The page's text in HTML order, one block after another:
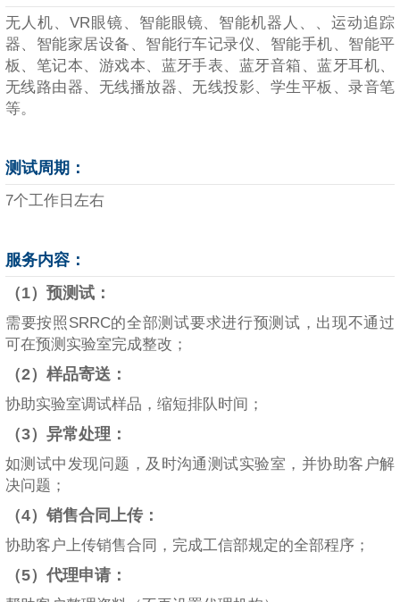
无人机、VR眼镜、智能眼镜、智能机器人、、运动追踪
器、智能家居设备、智能行车记录仪、智能手机、智能平
板、笔记本、游戏本、蓝牙手表、蓝牙音箱、蓝牙耳机、
无线路由器、无线播放器、无线投影、学生平板、录音笔
等。
测试周期：
7个工作日左右
服务内容：
（1）预测试：
需要按照SRRC的全部测试要求进行预测试，出现不通过
可在预测实验室完成整改；
（2）样品寄送：
协助实验室调试样品，缩短排队时间；
（3）异常处理：
如测试中发现问题，及时沟通测试实验室，并协助客户解
决问题；
（4）销售合同上传：
协助客户上传销售合同，完成工信部规定的全部程序；
（5）代理申请：